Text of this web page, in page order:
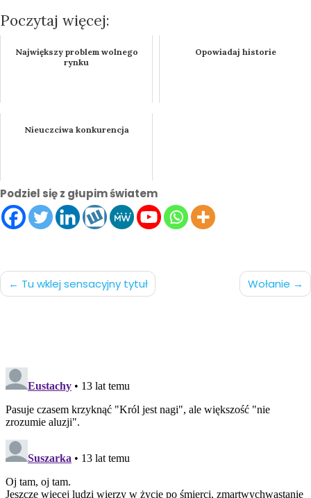
Poczytaj więcej:
Największy problem wolnego
rynku
Opowiadaj historie
Nieuczciwa konkurencja
Podziel się z głupim światem
Nawigacja
Tu wklej sensacyjny tytuł Wołanie